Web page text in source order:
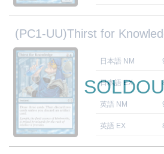
(PC1-UU)Thirst for
日本語 NM
日本語 EX
英語 NM
英語 EX